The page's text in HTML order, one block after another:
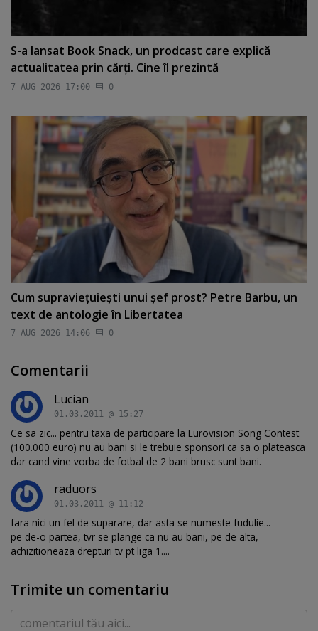
S-a lansat Book Snack, un prodcast care explică
actualitatea prin cărţi. Cine îl prezintă
7 AUG 2026 17:00 0
Cum supravieţuieşti unui şef prost? Petre Barbu, un
text de antologie în Libertatea
7 AUG 2026 14:06 0
Comentarii
Lucian
01.03.2011 @ 15:27
Ce sa zic... pentru taxa de participare la Eurovision Song Contest
(100.000 euro) nu au bani si le trebuie sponsori ca sa o plateasca
dar cand vine vorba de fotbal de 2 bani brusc sunt bani.
raduors
01.03.2011 @ 11:12
fara nici un fel de suparare, dar asta se numeste fudulie...
pe de-o partea, tvr se plange ca nu au bani, pe de alta,
achizitioneaza drepturi tv pt liga 1....
Trimite un comentariu
Comentariu